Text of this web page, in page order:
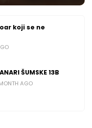
koji se ne
ŠUMSKE 13B
AGO